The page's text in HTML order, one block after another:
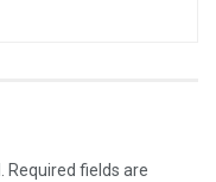
Required fields are